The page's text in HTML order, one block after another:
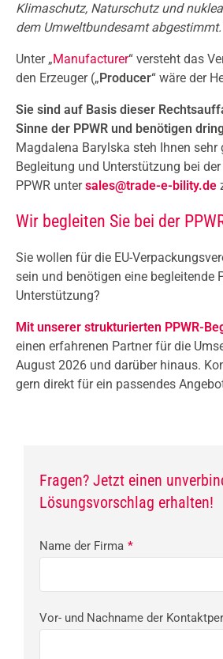
Klimaschutz, Naturschutz und
dem Umweltbundesamt
Unter „Manufacturer“ versteht das
den Erzeuger („Producer“ wäre der
Sie sind auf Basis dieser
Sinne der PPWR und benötigen
Magdalena Barylska steh Ihnen sehr
Begleitung und Unterstützung bei
PPWR untersales@trade-e-bility.de
Wir begleiten Sie bei der
Sie wollen für die EU-
sein und benötigen eine begleitende
Unterstützung?
Mit unserer strukturierten PPWR-
einen erfahrenen Partner für die
August 2026 und darüber hinaus.
gern direkt für ein passendes
Fragen? Jetzt einen
Lösungsvorschlag erhalten!
Name der Firma *
Vor- und Nachname der